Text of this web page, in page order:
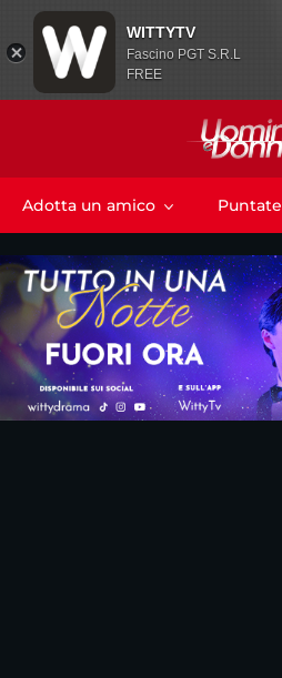
Adotta un amico Puntate
WITTYTV
Fascino PGT S.R.L
FREE